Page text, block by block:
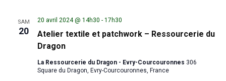
SAM
20
Atelier textile et patchwork – Ressourcerie du
Dragon
20 avril 2024 @ 14h30 - 17h30
La Ressourcerie du Dragon - Evry-Courcouronnes 306
Square du Dragon, Evry-Courcouronnes, France